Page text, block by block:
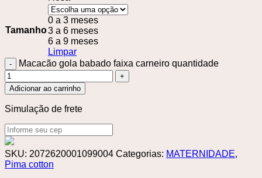
Tamanho
0 a 3 meses
3 a 6 meses
6 a 9 meses
Limpar
Macacão gola babado faixa carneiro quantidade
Adicionar ao carrinho
Simulação de frete
SKU: 2072620001099004 Categorias: MATERNIDADE,
Pima cotton